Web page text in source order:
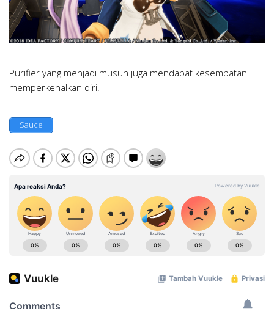
Purifier yang menjadi musuh juga mendapat kesempatan
memperkenalkan diri.
Sauce